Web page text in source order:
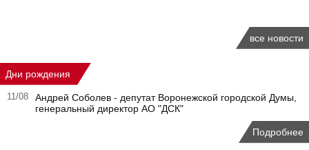
все новости
Дни рождения
11/08
Андрей Соболев - депутат Воронежской городской Думы,
генеральный директор АО "ДСК"
Подробнее